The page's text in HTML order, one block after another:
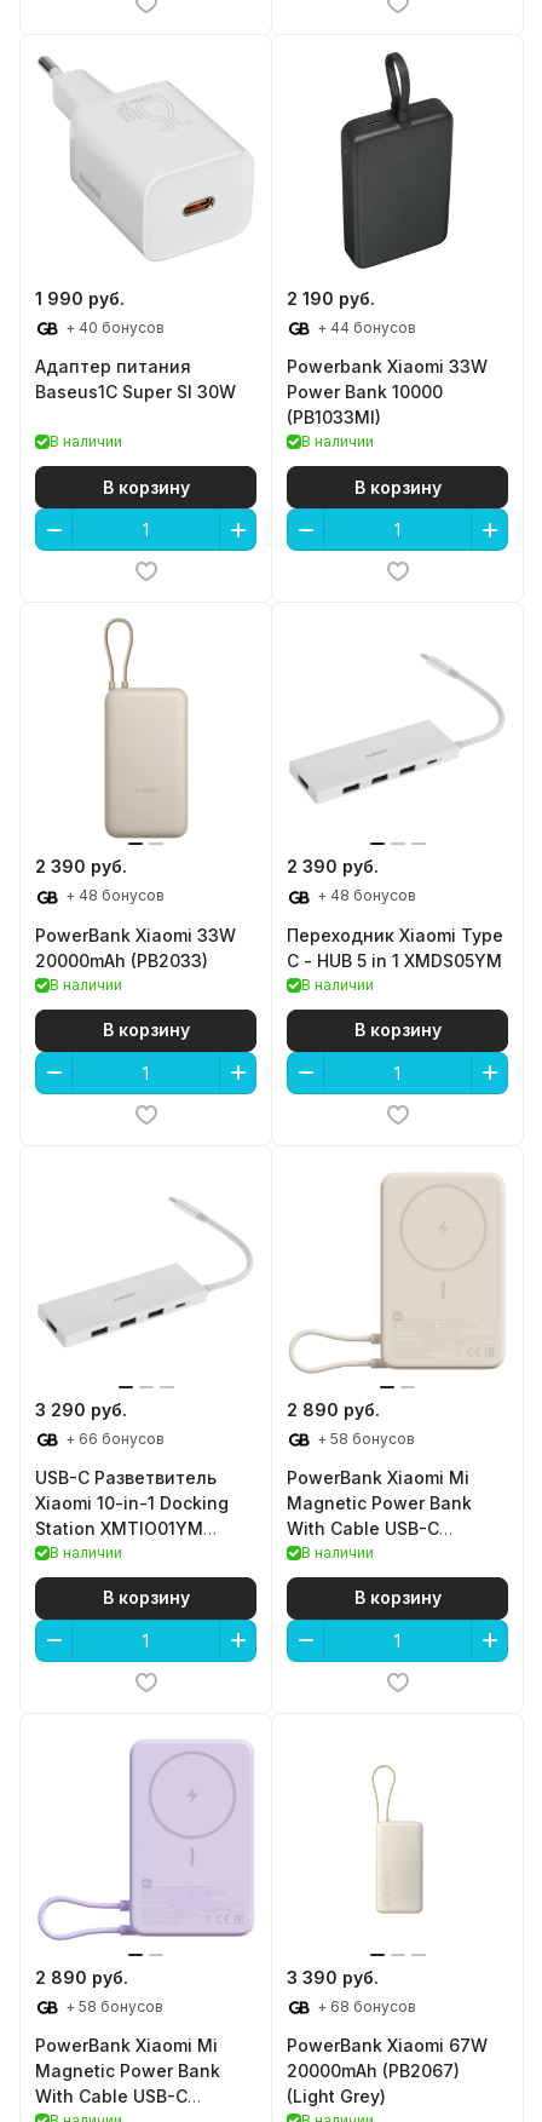
1 990 руб.
+ 40 бонусов
Адаптер питания
Baseus1C Super SI 30W
В наличии
В корзину
2 190 руб.
+ 44 бонусов
Powerbank Xiaomi 33W
Power Bank 10000
(PB1033MI)
В наличии
В корзину
2 390 руб.
+ 48 бонусов
PowerBank Xiaomi 33W
20000mAh (PB2033)
В наличии
В корзину
2 390 руб.
+ 48 бонусов
Переходник Xiaomi Type
C - HUB 5 in 1 XMDS05YM
В наличии
В корзину
3 290 руб.
+ 66 бонусов
USB-C Разветвитель
Xiaomi 10-in-1 Docking
Station XMTIO01YM
(белый)
В наличии
В корзину
2 890 руб.
+ 58 бонусов
PowerBank Xiaomi Mi
Magnetic Power Bank
With Cable USB-C
10000mAh 7.5W
(WPB1007Z) (White)
В наличии
В корзину
2 890 руб.
+ 58 бонусов
PowerBank Xiaomi Mi
Magnetic Power Bank
With Cable USB-C
3 390 руб.
+ 68 бонусов
PowerBank Xiaomi 67W
20000mAh (PB2067)
(Light Grey)